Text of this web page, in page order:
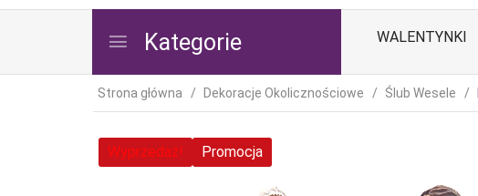
Kategorie WALENTYNKI
Strona główna Dekoracje Okolicznościowe Ślub Wesele
Wyprzedaż! Promocja